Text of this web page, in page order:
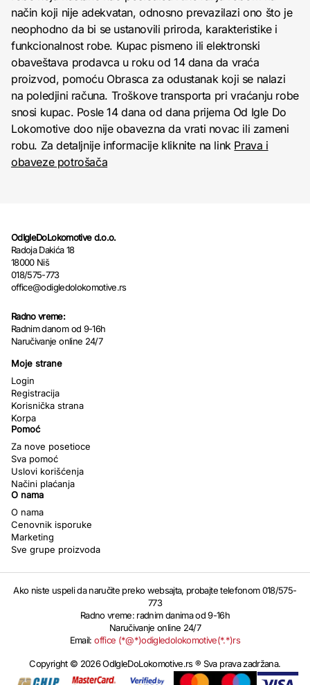
način koji nije adekvatan, odnosno prevazilazi ono što je
neophodno da bi se ustanovili priroda, karakteristike i
funkcionalnost robe. Kupac pismeno ili elektronski
obaveštava prodavca u roku od 14 dana da vraća
proizvod, pomoću Obrasca za odustanak koji se nalazi
na poledjini računa. Troškove transporta pri vraćanju robe
snosi kupac. Posle 14 dana od dana prijema Od Igle Do
Lokomotive doo nije obavezna da vrati novac ili zameni
robu. Za detaljnije informacije kliknite na link Prava i
obaveze potrošača
OdIgleDoLokomotive d.o.o.
Radoja Dakića 18
18000 Niš
018/575-773
office@odigledolokomotive.rs
Radno vreme:
Radnim danom od 9-16h
Naručivanje online 24/7
Moje strane
Login
Registracija
Korisnička strana
Korpa
Pomoć
Za nove posetioce
Sva pomoć
Uslovi korišćenja
Načini plaćanja
O nama
O nama
Cenovnik isporuke
Marketing
Sve grupe proizvoda
Ako niste uspeli da naručite preko websajta, probajte telefonom 018/575-
773
Radno vreme: radnim danima od 9-16h
Naručivanje online 24/7
Email:office (*@*)odigledolokomotive(*.*)rs
Copyright © 2026 OdIgleDoLokomotive.rs ® Sva prava zadržana.